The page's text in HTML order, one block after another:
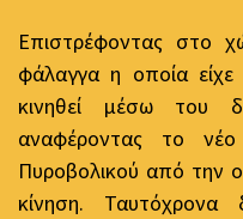
Επιστρέφοντας στο
φάλαγγα η οποία
κινηθεί μέσω του
αναφέροντας το
Πυροβολικού από την
κίνηση. Ταυτόχρονα